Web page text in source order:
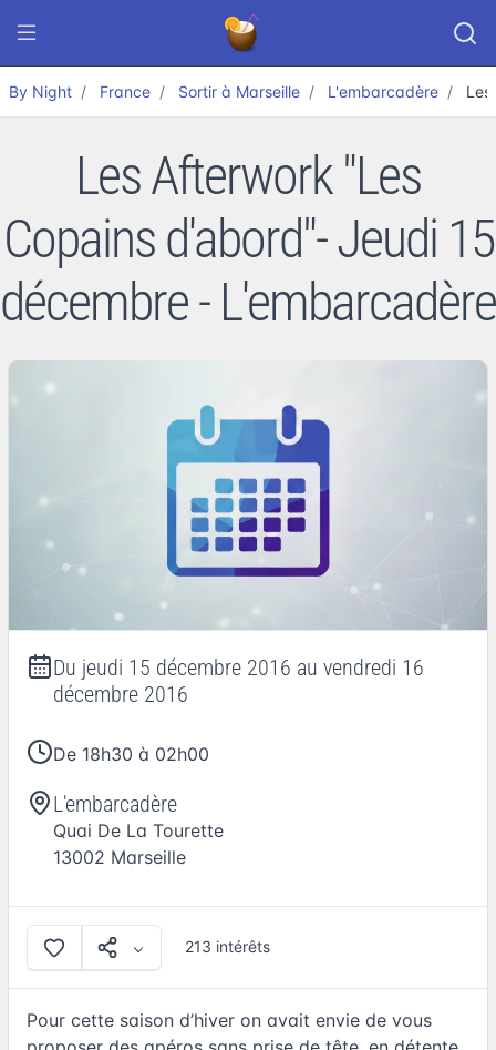
By Night France Sortir à Marseille L'embarcadère
Les Afterwork "Les
Copains d'abord"- Jeudi 15
décembre - L'embarcadère
Du jeudi 15 décembre 2016 au vendredi 16
décembre 2016
De 18h30 à 02h00
L'embarcadère
Quai De La Tourette
13002 Marseille
213 intérêts
Pour cette saison d’hiver on avait envie de vous